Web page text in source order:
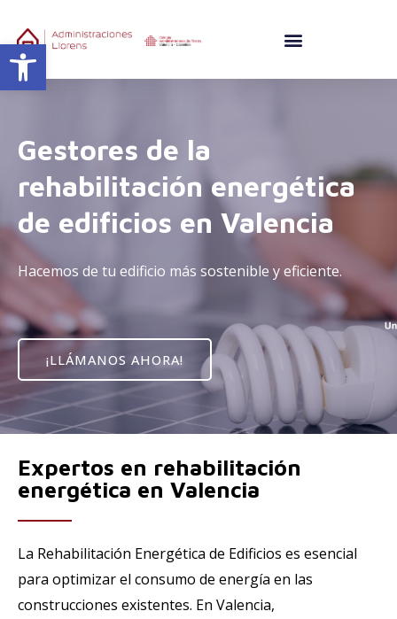
Abrir barra de herramientas
contenido
Gestores de la
rehabilitación energética
de edificios en Valencia
Hacemos de tu edificio más sostenible y eficiente.
¡LLÁMANOS AHORA!
Expertos en rehabilitación
energética en Valencia
La Rehabilitación Energética de Edificios es esencial
para optimizar el consumo de energía en las
construcciones existentes. En Valencia,